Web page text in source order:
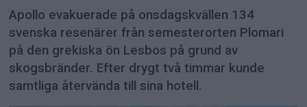
Apollo evakuerade på onsdagskvällen 134
svenska resenärer från semesterorten Plomari
på den grekiska ön Lesbos på grund av
skogsbränder. Efter drygt två timmar kunde
samtliga återvända till sina hotell.